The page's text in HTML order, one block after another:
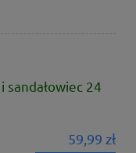
sandałowiec 24
59,99 zł